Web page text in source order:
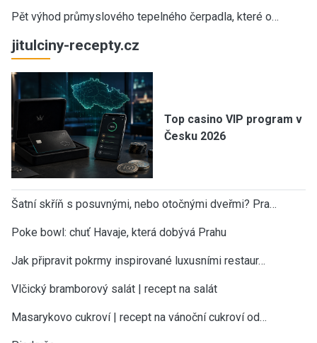
Pět výhod průmyslového tepelného čerpadla, které o…
jitulciny-recepty.cz
Top casino VIP program v
Česku 2026
Šatní skříň s posuvnými, nebo otočnými dveřmi? Pra…
Poke bowl: chuť Havaje, která dobývá Prahu
Jak připravit pokrmy inspirované luxusními restaur…
Vlčický bramborový salát | recept na salát
Masarykovo cukroví | recept na vánoční cukroví od…